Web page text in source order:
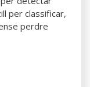
per classificar,
perdre